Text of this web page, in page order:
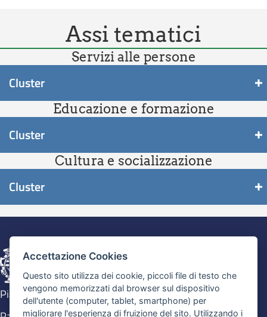
Assi tematici
Servizi alle persone
Cluster
Educazione e formazione
Cluster
Cultura e socializzazione
Cluster
Piazza Maggiore n. 6, 40124 Bologna
Accettazione Cookies
Questo sito utilizza dei cookie, piccoli file di testo che
vengono memorizzati dal browser sul dispositivo
dell'utente (computer, tablet, smartphone) per
migliorare l'esperienza di fruizione del sito. Utilizzando i